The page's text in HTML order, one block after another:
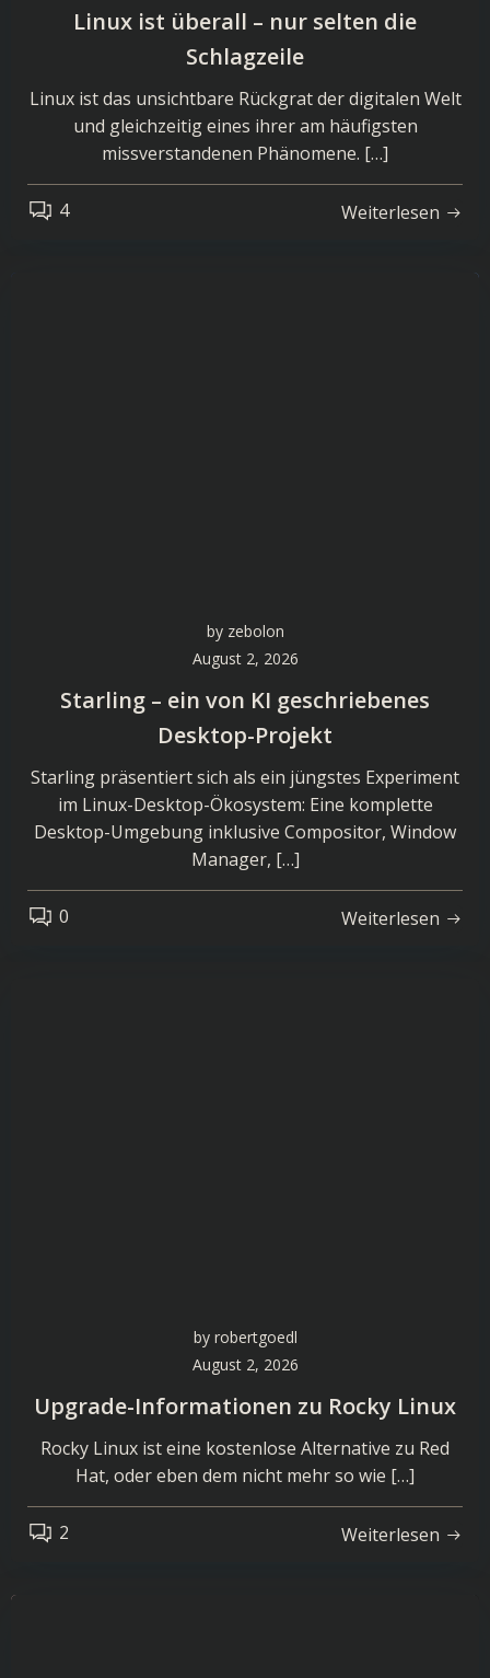
Linux ist überall – nur selten die
Schlagzeile
Linux ist das unsichtbare Rückgrat der digitalen Welt
und gleichzeitig eines ihrer am häufigsten
missverstandenen Phänomene. […]
4 Weiterlesen
by zebolon
August 2, 2026
Starling – ein von KI geschriebenes
Desktop-Projekt
Starling präsentiert sich als ein jüngstes Experiment
im Linux-Desktop-Ökosystem: Eine komplette
Desktop-Umgebung inklusive Compositor, Window
Manager, […]
0 Weiterlesen
by robertgoedl
August 2, 2026
Upgrade-Informationen zu Rocky Linux
Rocky Linux ist eine kostenlose Alternative zu Red
Hat, oder eben dem nicht mehr so wie […]
2 Weiterlesen